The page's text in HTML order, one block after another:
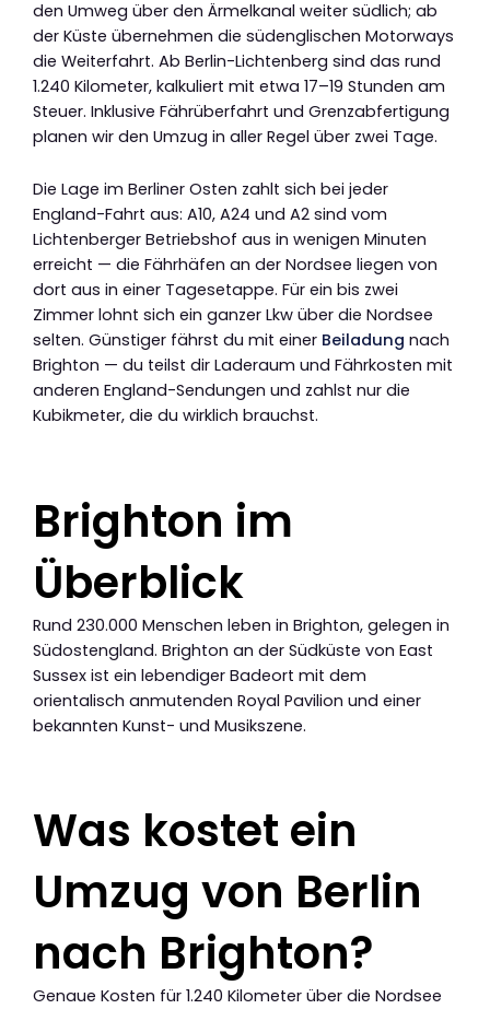
den Umweg über den Ärmelkanal weiter südlich; ab
der Küste übernehmen die südenglischen Motorways
die Weiterfahrt. Ab Berlin-Lichtenberg sind das rund
1.240 Kilometer, kalkuliert mit etwa 17–19 Stunden am
Steuer. Inklusive Fährüberfahrt und Grenzabfertigung
planen wir den Umzug in aller Regel über zwei Tage.
Die Lage im Berliner Osten zahlt sich bei jeder
England-Fahrt aus: A10, A24 und A2 sind vom
Lichtenberger Betriebshof aus in wenigen Minuten
erreicht — die Fährhäfen an der Nordsee liegen von
dort aus in einer Tagesetappe. Für ein bis zwei
Zimmer lohnt sich ein ganzer Lkw über die Nordsee
selten. Günstiger fährst du mit einer Beiladung nach
Brighton — du teilst dir Laderaum und Fährkosten mit
anderen England-Sendungen und zahlst nur die
Kubikmeter, die du wirklich brauchst.
Brighton im
Überblick
Rund 230.000 Menschen leben in Brighton, gelegen in
Südostengland. Brighton an der Südküste von East
Sussex ist ein lebendiger Badeort mit dem
orientalisch anmutenden Royal Pavilion und einer
bekannten Kunst- und Musikszene.
Was kostet ein
Umzug von Berlin
nach Brighton?
Genaue Kosten für 1.240 Kilometer über die Nordsee